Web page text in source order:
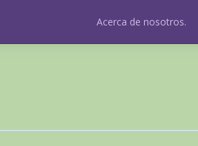
Acerca de nosotros.